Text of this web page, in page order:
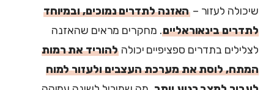
שיכולה לעזור –האזנה לתדרים נמוכים, ובמיוחד
לתדרים בינאוראליים. מחקרים מראים שהאזנה
לצלילים בתדרים ספציפיים יכולה להוריד את רמות
המתח, לוסת את מערכת העצבים ולעזור למוח